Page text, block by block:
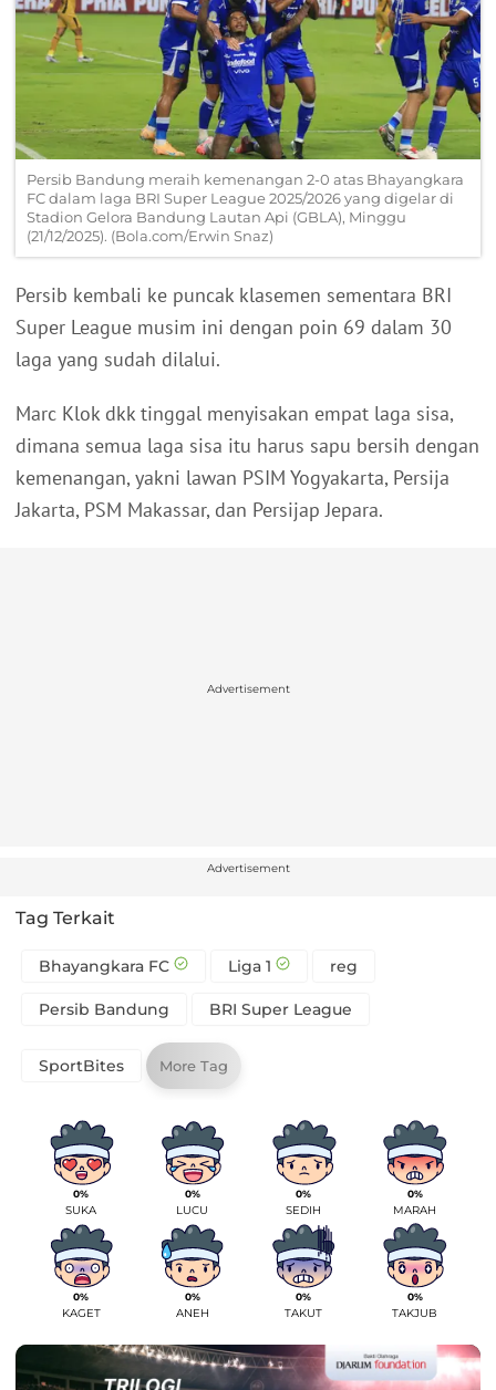
Persib Bandung meraih kemenangan 2-0 atas Bhayangkara
FC dalam laga BRI Super League 2025/2026 yang digelar di
Stadion Gelora Bandung Lautan Api (GBLA), Minggu
(21/12/2025). (Bola.com/Erwin Snaz)
Persib kembali ke puncak klasemen sementara BRI
Super League musim ini dengan poin 69 dalam 30
laga yang sudah dilalui.
Marc Klok dkk tinggal menyisakan empat laga sisa,
dimana semua laga sisa itu harus sapu bersih dengan
kemenangan, yakni lawan PSIM Yogyakarta, Persija
Jakarta, PSM Makassar, dan Persijap Jepara.
Advertisement
Advertisement
Tag Terkait
Bhayangkara FC Liga 1 reg
Persib Bandung BRI Super League
SportBites More Tag
0%
SUKA
0%
LUCU
0%
SEDIH
0%
MARAH
0%
KAGET
0%
ANEH
0%
TAKUT
0%
TAKJUB